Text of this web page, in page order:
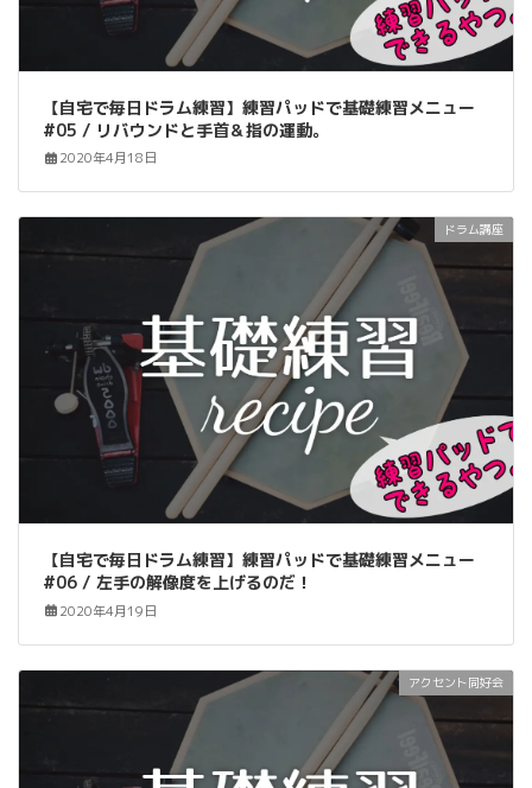
【自宅で毎日ドラム練習】練習パッドで基礎練習メニュー
#05 / リバウンドと手首＆指の運動。
2020年4月18日
ドラム講座
【自宅で毎日ドラム練習】練習パッドで基礎練習メニュー
#06 / 左手の解像度を上げるのだ！
2020年4月19日
アクセント同好会